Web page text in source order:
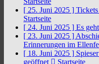
[ 25. Juni 2025 ]
Startseite
[ 24. Juni 2025 ] Es
[ 23. Juni 2025 ]
Erinnerungen im
[ 18. Juni 2025 ]
geöffnet
Startseite